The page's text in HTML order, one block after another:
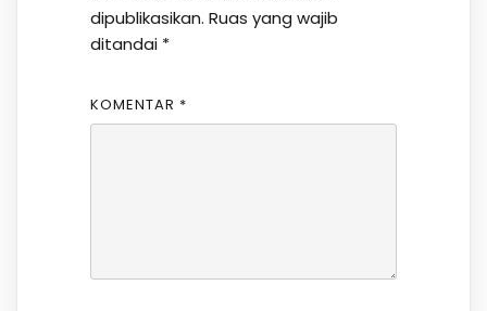
dipublikasikan. Ruas yang wajib
ditandai *
KOMENTAR *